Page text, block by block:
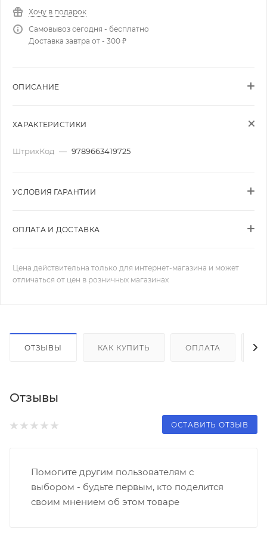
Хочу в подарок
Самовывоз сегодня - бесплатно
Доставка завтра от - 300 ₽
ОПИСАНИЕ
ХАРАКТЕРИСТИКИ
ШтрихКод — 9789663419725
УСЛОВИЯ ГАРАНТИИ
ОПЛАТА И ДОСТАВКА
Цена действительна только для интернет-магазина и может
отличаться от цен в розничных магазинах
ОТЗЫВЫ КАК КУПИТЬ ОПЛАТА
Отзывы
ОСТАВИТЬ ОТЗЫВ
Помогите другим пользователям с
выбором - будьте первым, кто поделится
своим мнением об этом товаре